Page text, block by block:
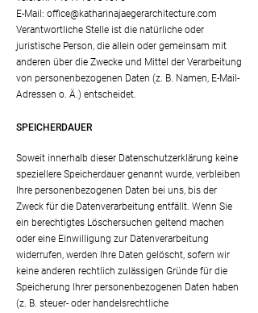
E-Mail: office@katharinajaegerarchitecture.com
Verantwortliche Stelle ist die natürliche oder
juristische Person, die allein oder gemeinsam mit
anderen über die Zwecke und Mittel der Verarbeitung
von personenbezogenen Daten (z. B. Namen, E-Mail-
Adressen o. Ä.) entscheidet.
SPEICHERDAUER
Soweit innerhalb dieser Datenschutzerklärung keine
speziellere Speicherdauer genannt wurde, verbleiben
Ihre personenbezogenen Daten bei uns, bis der
Zweck für die Datenverarbeitung entfällt. Wenn Sie
ein berechtigtes Löschersuchen geltend machen
oder eine Einwilligung zur Datenverarbeitung
widerrufen, werden Ihre Daten gelöscht, sofern wir
keine anderen rechtlich zulässigen Gründe für die
Speicherung Ihrer personenbezogenen Daten haben
(z. B. steuer- oder handelsrechtliche